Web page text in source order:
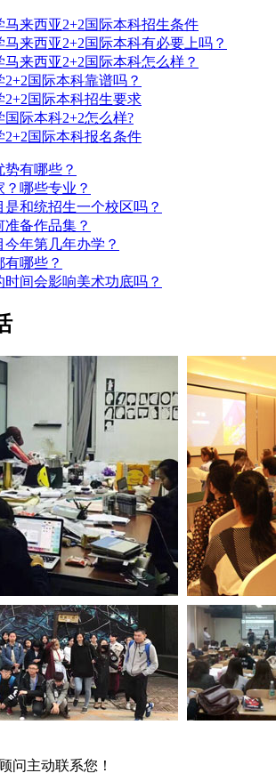
马来西亚2+2国际本科招生条件
来西亚2+2国际本科有必要上吗？
来西亚2+2国际本科怎么样？
国际本科靠谱吗？
2+2国际本科招生要求
际本科2+2怎么样?
2+2国际本科报名条件
有哪些？
哪些专业？
和统招生一个校区吗？
备作品集？
年第几年办学？
哪些？
时间会影响美术功底吗？
问主动联系您！